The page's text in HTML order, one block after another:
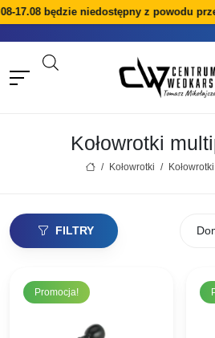
będzie niedostępny z powodu
Kołowrotki
/ Kołowrotki /
FILTRY
Promocja!